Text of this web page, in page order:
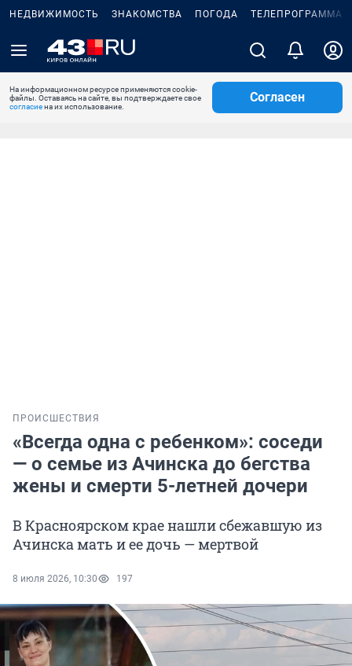
НЕДВИЖИМОСТЬ ЗНАКОМСТВА ПОГОДА ТЕЛЕПРОГРАММА
На информационном ресурсе применяются cookie-
файлы. Оставаясь на сайте, вы подтверждаете свое
согласиена их использование.
Согласен
ПРОИСШЕСТВИЯ
«Всегда одна с ребенком»: соседи
— о семье из Ачинска до бегства
жены и смерти 5-летней дочери
В Красноярском крае нашли сбежавшую из
Ачинска мать и ее дочь — мертвой
8 июля 2026, 10:30 197